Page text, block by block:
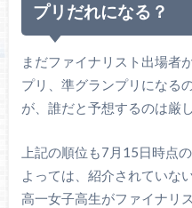
プリだれになる？
まだファイナリスト出場者
プリ、準グランプリになる
が、誰だと予想するのは厳
上記の順位も7月15日時点
よっては、紹介されていな
高一女子高生がファイナリ